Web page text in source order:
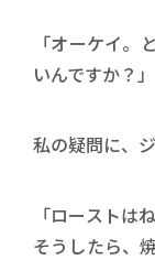
「オーケイ。
いんですか？」
私の疑問に、
「ローストは
そうしたら、